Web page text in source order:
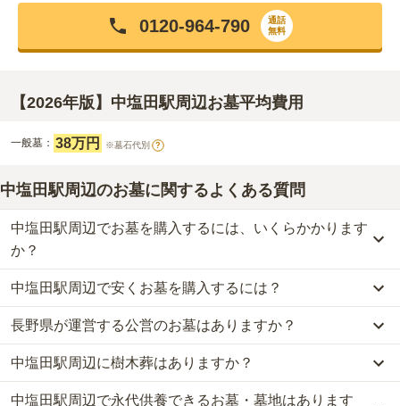
0120-964-790
通話
無料
【2026年版】中塩田駅周辺お墓平均費用
一般墓： 38万円 ※墓石代別 ?
中塩田駅周辺のお墓に関するよくある質問
中塩田駅周辺でお墓を購入するには、いくらかかります
か？
中塩田駅周辺での購入費用の目安は、一般墓が約199万円
一般墓を建てる場合は、「永代使用料（土地代）」と「墓石代」の
2つが主な費用となります。
中塩田駅周辺の一般墓の永代使用料の平均は38万円で、墓石代は長
野県の平均161万円です。いずれも区画の広さや墓石の大きさ・素
中塩田駅周辺で安くお墓を購入するには？
中塩田駅周辺で一番安価なお墓は、真光寺境内墓地
35
万円(墓石代別)からお求めいただけます。
一般的に最も費用を抑えられるのは、他の方のご遺骨と一緒に埋葬
する「合祀墓（ごうしぼ）」と呼ばれるタイプです。個別のお墓に
長野県が運営する公営のお墓はありますか？
中塩田駅周辺には、公営の霊園の掲載がありません。
一方で、長野県内には、県または市区町村が運営する公営の霊園が
中塩田駅周辺に樹木葬はありますか？
中塩田駅周辺には、樹木葬の掲載がありません。
中塩田駅周辺で永代供養できるお墓・墓地はあります